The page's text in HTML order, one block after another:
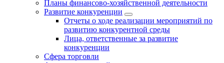
Планы финансово-хозяйственной деятельности
Развитие конкуренции
Отчеты о ходе реализации мероприятий по
развитию конкурентной среды
Лица, ответственные за развитие
конкуренции
Сфера торговли